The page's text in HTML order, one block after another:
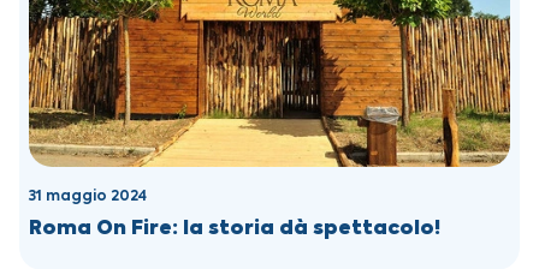
31 maggio 2024
Roma On Fire: la storia dà spettacolo!